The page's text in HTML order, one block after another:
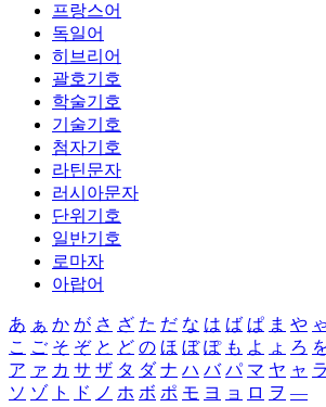
프랑스어
독일어
히브리어
괄호기호
학술기호
기술기호
첨자기호
라틴문자
러시아문자
단위기호
일반기호
로마자
아랍어
あ ぁ か が さ ざ た だ な は ば ぱ ま や ゃ
こ ご そ ぞ と ど の ほ ぼ ぽ も よ ょ ろ
ア ァ カ サ ザ タ ダ ナ ハ バ パ マ ヤ ャ ラ
ソ ゾ ト ド ノ ホ ボ ポ モ ヨ ョ ロ ヲ ―